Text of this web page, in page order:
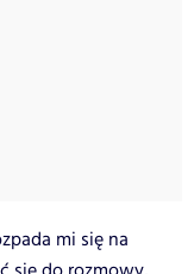
mi się na